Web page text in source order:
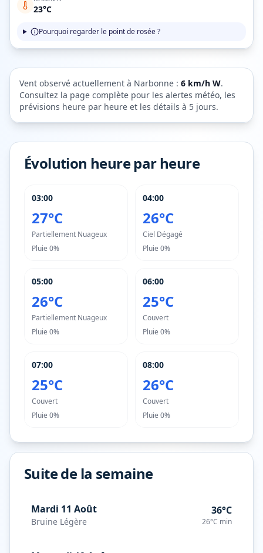
23°C
Pourquoi regarder le point de rosée ?
Vent observé actuellement à Narbonne : 6 km/h W.
Consultez la page complète pour les alertes météo, les
prévisions heure par heure et les détails à 5 jours.
Évolution heure par heure
03:00
27°C
Partiellement Nuageux
Pluie 0%
04:00
26°C
Ciel Dégagé
Pluie 0%
05:00
26°C
Partiellement Nuageux
Pluie 0%
06:00
25°C
Couvert
Pluie 0%
07:00
25°C
Couvert
Pluie 0%
08:00
26°C
Couvert
Pluie 0%
Suite de la semaine
Mardi 11 Août
Bruine Légère
36°C
26°C min